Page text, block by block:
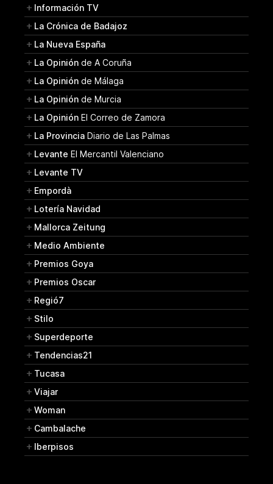
Información TV
La Crónica de Badajoz
La Nueva España
La Opinión de A Coruña
La Opinión de Málaga
La Opinión de Murcia
La Opinión El Correo de Zamora
La Provincia Diario de Las Palmas
Levante El Mercantil Valenciano
Levante TV
Empordà
Lotería Navidad
Mallorca Zeitung
Medio Ambiente
Premios Goya
Premios Oscar
Regió7
Stilo
Superdeporte
Tendencias21
Tucasa
Viajar
Woman
Cambalache
Iberpisos